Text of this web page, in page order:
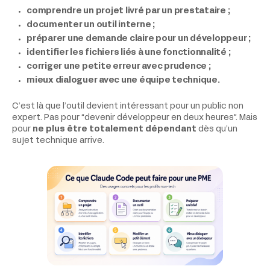
comprendre un projet livré par un prestataire ;
documenter un outil interne ;
préparer une demande claire pour un développeur ;
identifier les fichiers liés à une fonctionnalité ;
corriger une petite erreur avec prudence ;
mieux dialoguer avec une équipe technique.
C’est là que l’outil devient intéressant pour un public non
expert. Pas pour “devenir développeur en deux heures”. Mais
pour ne plus être totalement dépendant dès qu’un
sujet technique arrive.